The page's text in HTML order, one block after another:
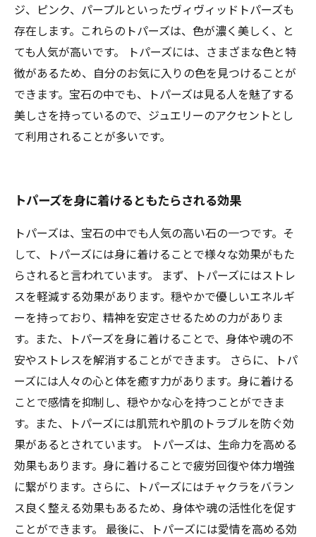
ジ、ピンク、パープルといったヴィヴィッドトパーズも
存在します。これらのトパーズは、色が濃く美しく、と
ても人気が高いです。 トパーズには、さまざまな色と特
徴があるため、自分のお気に入りの色を見つけることが
できます。宝石の中でも、トパーズは見る人を魅了する
美しさを持っているので、ジュエリーのアクセントとし
て利用されることが多いです。
トパーズを身に着けるともたらされる効果
トパーズは、宝石の中でも人気の高い石の一つです。そ
して、トパーズには身に着けることで様々な効果がもた
らされると言われています。 まず、トパーズにはストレ
スを軽減する効果があります。穏やかで優しいエネルギ
ーを持っており、精神を安定させるための力がありま
す。また、トパーズを身に着けることで、身体や魂の不
安やストレスを解消することができます。 さらに、トパ
ーズには人々の心と体を癒す力があります。身に着ける
ことで感情を抑制し、穏やかな心を持つことができま
す。また、トパーズには肌荒れや肌のトラブルを防ぐ効
果があるとされています。 トパーズは、生命力を高める
効果もあります。身に着けることで疲労回復や体力増強
に繋がります。さらに、トパーズにはチャクラをバラン
ス良く整える効果もあるため、身体や魂の活性化を促す
ことができます。 最後に、トパーズには愛情を高める効